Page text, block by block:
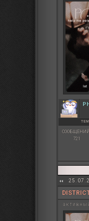
СООБЩЕНИЙ:
721